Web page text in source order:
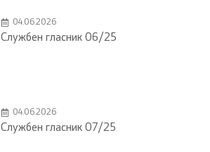
04.06.2026
Службен гласник 06/25
04.06.2026
Службен гласник 07/25